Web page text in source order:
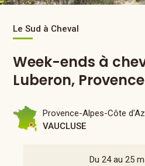
Le Sud à Cheval
Week-ends à
Luberon,
Du 24 au 25
Provence-Alpes-Côte
VAUCLUSE